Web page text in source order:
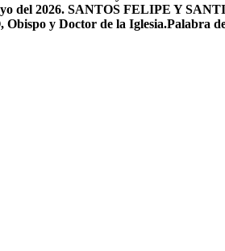
del 2026. SANTOS FELIPE Y
y Doctor de la Iglesia.Palabra